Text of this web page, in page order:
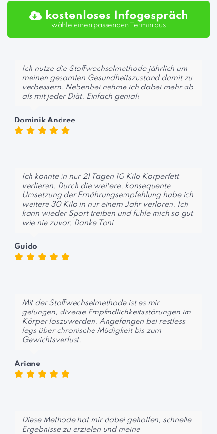
kostenloses Infogespräch
wähle einen passenden Termin aus
Ich nutze die Stoffwechselmethode jährlich um
meinen gesamten Gesundheitszustand damit zu
verbessern. Nebenbei nehme ich dabei mehr ab
als mit jeder Diät. Einfach genial!
Dominik Andree
Ich konnte in nur 21 Tagen 10 Kilo Körperfett
verlieren. Durch die weitere, konsequente
Umsetzung der Ernährungsempfehlung habe ich
weitere 30 Kilo in nur einem Jahr verloren. Ich
kann wieder Sport treiben und fühle mich so gut
wie nie zuvor. Danke Toni
Guido
Mit der Stoffwechselmethode ist es mir
gelungen, diverse Empfindlichkeitsstörungen im
Körper loszuwerden. Angefangen bei restless
legs über chronische Müdigkeit bis zum
Gewichtsverlust.
Ariane
Diese Methode hat mir dabei geholfen, schnelle
Ergebnisse zu erzielen und meine